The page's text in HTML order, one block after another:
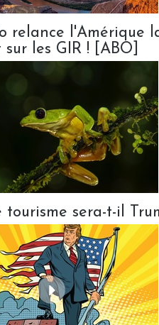
relance l'Amérique
les GIR ! [ABO]
tourisme sera-t-il